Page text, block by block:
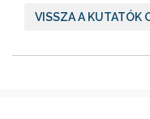
VISSZA A KUTATÓK